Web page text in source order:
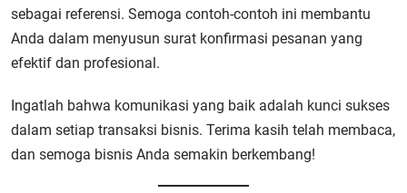
sebagai referensi. Semoga contoh-contoh ini membantu
Anda dalam menyusun surat konfirmasi pesanan yang
efektif dan profesional.
Ingatlah bahwa komunikasi yang baik adalah kunci sukses
dalam setiap transaksi bisnis. Terima kasih telah membaca,
dan semoga bisnis Anda semakin berkembang!